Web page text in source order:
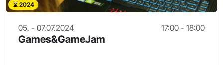
2024
05. - 07.07.2024 17:00 - 18:00
Games&GameJam